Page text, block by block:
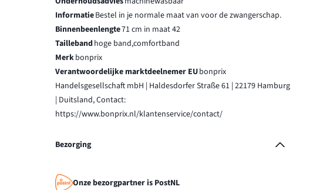
InformatieBestel in je normale maat van voor de zwangerschap.
Binnenbeenlengte71 cm in maat 42
Taillebandhoge band,comfortband
Merkbonprix
Verantwoordelijke marktdeelnemer EUbonprix
Handelsgesellschaft mbH | Haldesdorfer Straße 61 | 22179 Hamburg
| Duitsland, Contact:
https://www.bonprix.nl/klantenservice/contact/
Bezorging
Onze bezorgpartner is PostNL